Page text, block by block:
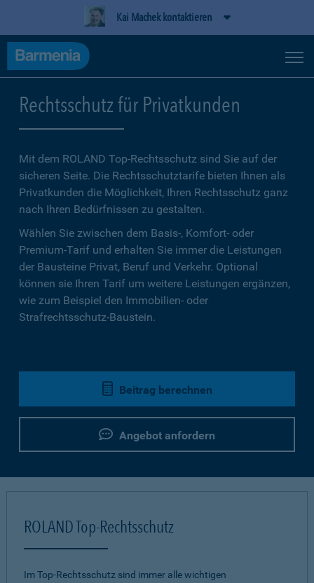
Kai Machek kontaktieren
Rechtsschutz für Privatkunden
Mit dem ROLAND Top-Rechtsschutz sind Sie auf der
sicheren Seite. Die Rechtsschutztarife bieten Ihnen als
Privatkunden die Möglichkeit, Ihren Rechtsschutz ganz
nach Ihren Bedürfnissen zu gestalten.
Wählen Sie zwischen dem Basis-, Komfort- oder
Premium-Tarif und erhalten Sie immer die Leistungen
der Bausteine Privat, Beruf und Verkehr. Optional
können sie Ihren Tarif um weitere Leistungen ergänzen,
wie zum Beispiel den Immobilien- oder
Strafrechtsschutz-Baustein.
Beitrag berechnen
Angebot anfordern
ROLAND Top-Rechtsschutz
Im Top-Rechtsschutz sind immer alle wichtigen